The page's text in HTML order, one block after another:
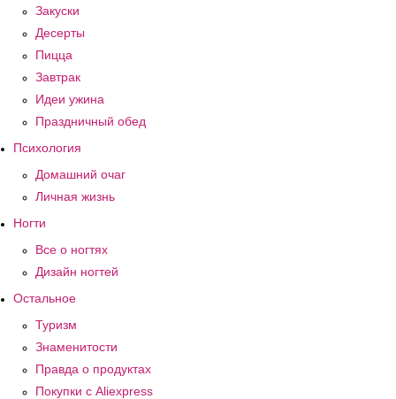
Закуски
Десерты
Пицца
Завтрак
Идеи ужина
Праздничный обед
Психология
Домашний очаг
Личная жизнь
Ногти
Все о ногтях
Дизайн ногтей
Остальное
Туризм
Знаменитости
Правда о продуктах
Покупки с Aliexpress